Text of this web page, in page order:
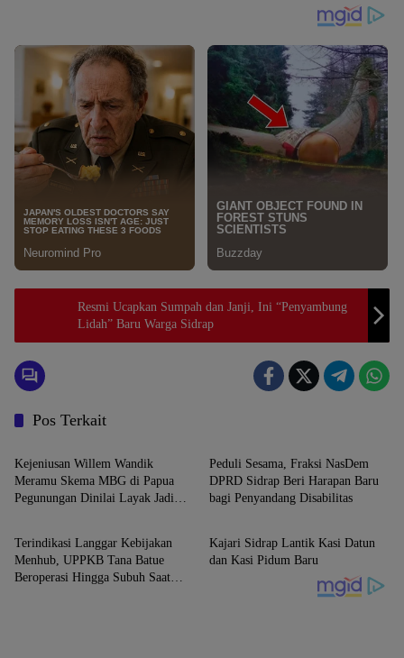
Resmi Ucapkan Sumpah dan Janji, Ini “Penyambung
Lidah” Baru Warga Sidrap
Pos Terkait
News
Kejeniusan Willem Wandik
Meramu Skema MBG di Papua
Pegunungan Dinilai Layak Jadi
Peduli Sesama, Fraksi NasDem
DPRD Sidrap Beri Harapan Baru
bagi Penyandang Disabilitas
News
Terindikasi Langgar Kebijakan
Menhub, UPPKB Tana Batue
Beroperasi Hingga Subuh Saat
News
Kajari Sidrap Lantik Kasi Datun
dan Kasi Pidum Baru